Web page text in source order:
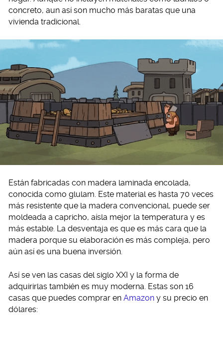
concreto, aun así son mucho más baratas que una
vivienda tradicional.
Están fabricadas con madera laminada encolada,
conocida como glulam. Este material es hasta 70 veces
más resistente que la madera convencional, puede ser
moldeada a capricho, aísla mejor la temperatura y es
más estable. La desventaja es que es más cara que la
madera porque su elaboración es más compleja, pero
aún así es una buena inversión.
Así se ven las casas del siglo XXI y la forma de
adquirirlas también es muy moderna. Estas son 16
casas que puedes comprar en Amazon y su precio en
dólares: